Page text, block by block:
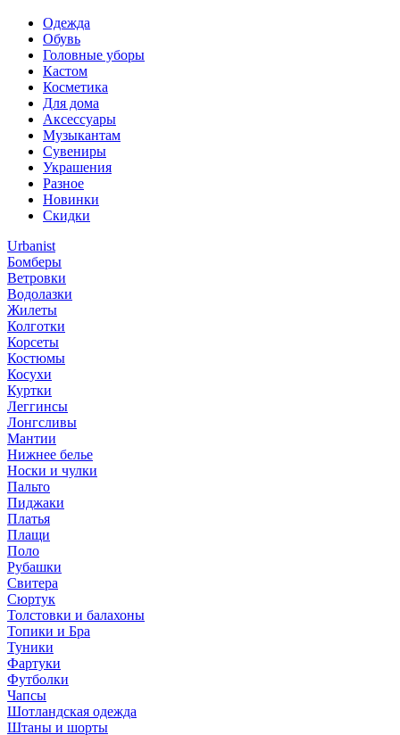
Одежда
Обувь
Головные уборы
Кастом
Косметика
Для дома
Аксессуары
Музыкантам
Сувениры
Украшения
Разное
Новинки
Скидки
Urbanist
Бомберы
Ветровки
Водолазки
Жилеты
Колготки
Корсеты
Костюмы
Косухи
Куртки
Леггинсы
Лонгсливы
Мантии
Нижнее белье
Носки и чулки
Пальто
Пиджаки
Платья
Плащи
Поло
Рубашки
Свитера
Сюртук
Толстовки и балахоны
Топики и Бра
Туники
Фартуки
Футболки
Чапсы
Шотландская одежда
Штаны и шорты